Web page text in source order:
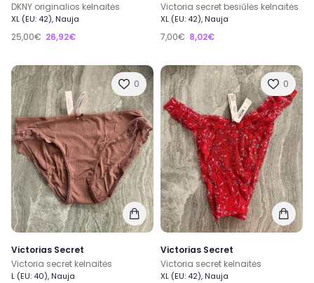
DKNY originalios kelnaitės
XL (EU: 42), Nauja
25,00€ 26,92€
Victoria secret besiūlės kelnaitės
XL (EU: 42), Nauja
7,00€ 8,02€
0
Victorias Secret
Victoria secret kelnaitės
L (EU: 40), Nauja
0
Victorias Secret
Victoria secret kelnaitės
XL (EU: 42), Nauja